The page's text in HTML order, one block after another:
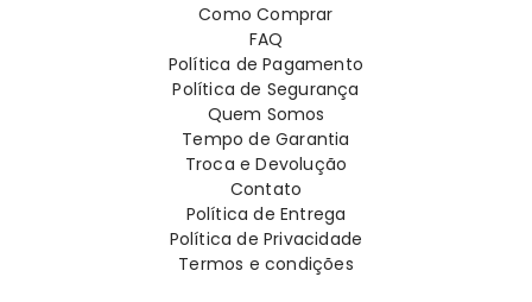
Como Comprar
FAQ
Política de Pagamento
Política de Segurança
Quem Somos
Tempo de Garantia
Troca e Devolução
Contato
Política de Entrega
Política de Privacidade
Termos e condições